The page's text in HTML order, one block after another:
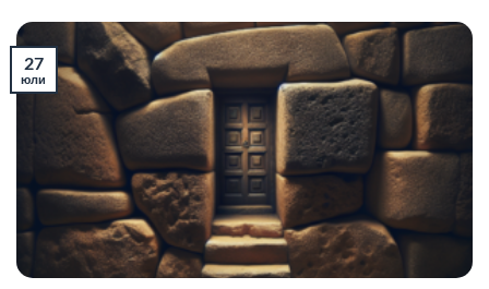
27
юли